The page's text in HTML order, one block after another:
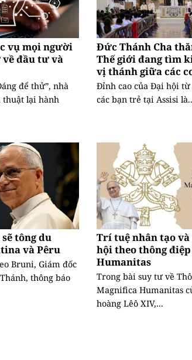
vụ mọi người
đầu tư và
để thử”, nhà
thuật lại hành
Đức Thánh Cha
Thế giới đang tìm
vị thánh giữa các
Đỉnh cao của Đại hội từ
các bạn trẻ tại Assisi
tông du
và Pêru
Bruni, Giám đốc
thông báo
Trí tuệ nhân tạo
hội theo thông
Humanitas
Trong bài suy tư về
Magnifica Humanitas
hoàng Lêô XIV,...